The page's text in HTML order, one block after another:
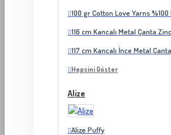
100 gr Cotton Love Yarns
116 cm Kancalı Metal Çanta
117 cm Kancalı İnce Metal
Hepsini Göster
Alize
Alize Puffy